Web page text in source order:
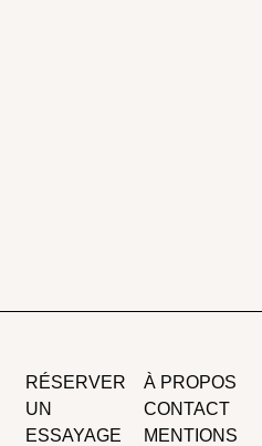
RÉSERVER
UN
ESSAYAGE
À PROPOS
CONTACT
MENTIONS